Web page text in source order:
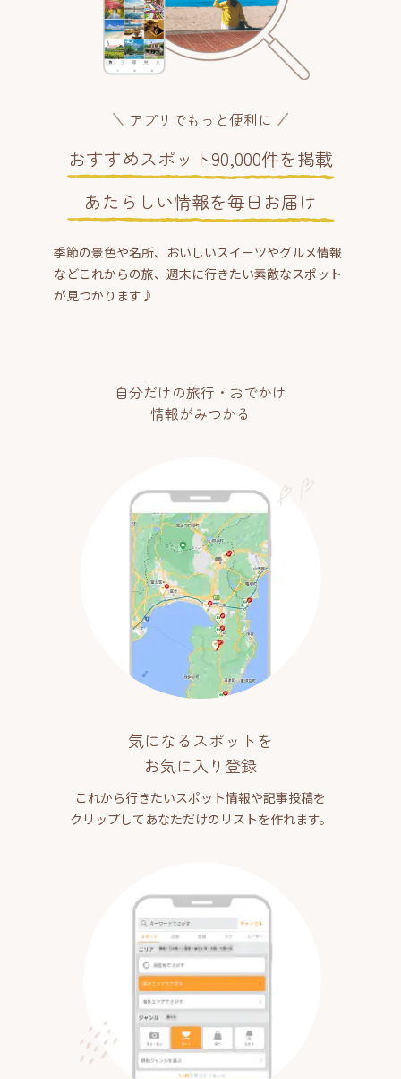
アプリでもっと便利に
おすすめスポット90,000件を掲載
あたらしい情報を毎日お届け
季節の景色や名所、おいしいスイーツやグルメ情報
などこれからの旅、週末に行きたい素敵なスポット
が見つかります♪
自分だけの旅行・おでかけ
情報がみつかる
気になるスポットを
お気に入り登録
これから行きたいスポット情報や記事投稿を
クリップしてあなただけのリストを作れます。